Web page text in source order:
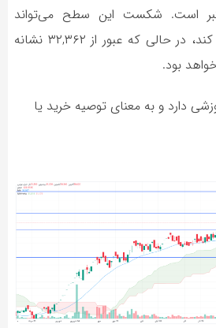
است. شکست این سطح می‌تواند
اصلاح عمیق‌تری را فعال کند، در حالی که عبور از ۳۲,۳۶۲ نشانه
بود.
دارد و به معنای توصیه خرید یا